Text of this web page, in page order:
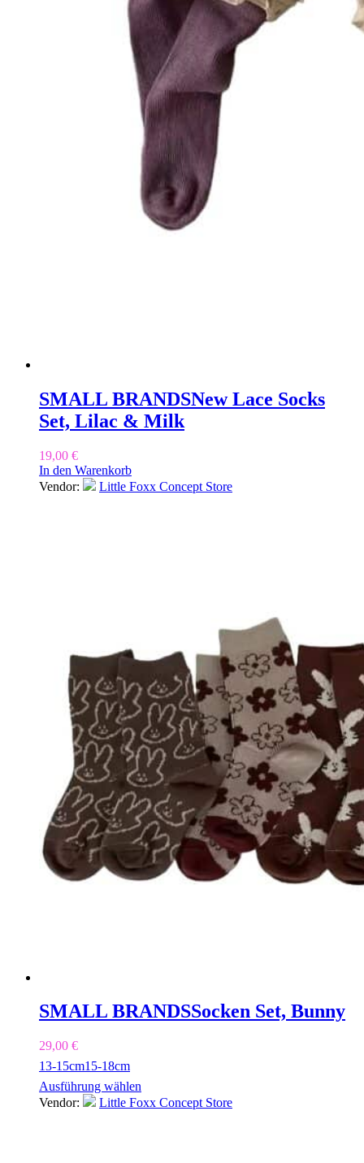
SMALL BRANDSNew Lace Socks
Set, Lilac & Milk
19,00 €
In den Warenkorb
Vendor:
Little Foxx Concept Store
SMALL BRANDSSocken Set, Bunny
29,00 €
13-15cm15-18cm
Ausführung wählen
Vendor:
Little Foxx Concept Store